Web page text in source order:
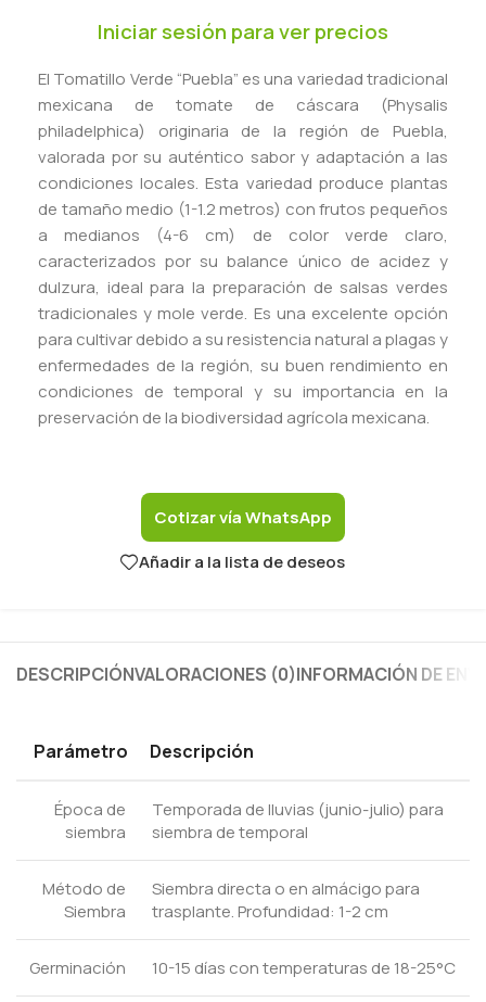
Iniciar sesión para ver precios
El Tomatillo Verde “Puebla” es una variedad tradicional
mexicana de tomate de cáscara (Physalis
philadelphica) originaria de la región de Puebla,
valorada por su auténtico sabor y adaptación a las
condiciones locales. Esta variedad produce plantas
de tamaño medio (1-1.2 metros) con frutos pequeños
a medianos (4-6 cm) de color verde claro,
caracterizados por su balance único de acidez y
dulzura, ideal para la preparación de salsas verdes
tradicionales y mole verde. Es una excelente opción
para cultivar debido a su resistencia natural a plagas y
enfermedades de la región, su buen rendimiento en
condiciones de temporal y su importancia en la
preservación de la biodiversidad agrícola mexicana.
Cotizar vía WhatsApp
Añadir a la lista de deseos
DESCRIPCIÓNVALORACIONES (0)INFORMACIÓN DE
Parámetro Descripción
Época de
siembra
Temporada de lluvias (junio-julio) para
siembra de temporal
Método de
Siembra
Siembra directa o en almácigo para
trasplante. Profundidad: 1-2 cm
Germinación 10-15 días con temperaturas de 18-25°C